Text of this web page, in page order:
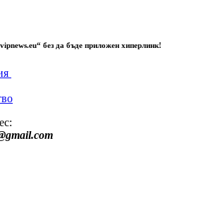
без да бъде приложен хиперлинк!